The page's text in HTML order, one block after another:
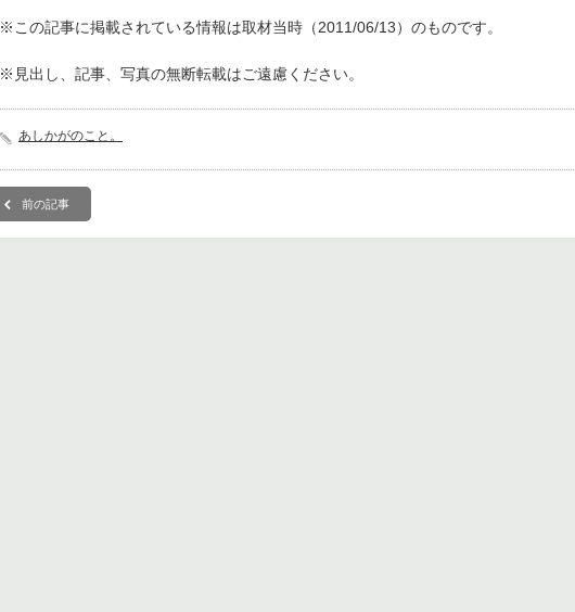
※この記事に掲載されている情報は取材当時（2011/06/13）のものです。
※見出し、記事、写真の無断転載はご遠慮ください。
あしかがのこと。
前の記事